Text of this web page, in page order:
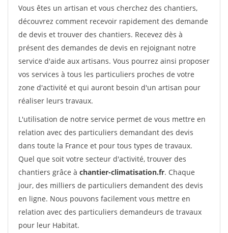
Vous êtes un artisan et vous cherchez des chantiers,
découvrez comment recevoir rapidement des demande
de devis et trouver des chantiers. Recevez dès à
présent des demandes de devis en rejoignant notre
service d'aide aux artisans. Vous pourrez ainsi proposer
vos services à tous les particuliers proches de votre
zone d'activité et qui auront besoin d'un artisan pour
réaliser leurs travaux.
L'utilisation de notre service permet de vous mettre en
relation avec des particuliers demandant des devis
dans toute la France et pour tous types de travaux.
Quel que soit votre secteur d'activité, trouver des
chantiers grâce à chantier-climatisation.fr. Chaque
jour, des milliers de particuliers demandent des devis
en ligne. Nous pouvons facilement vous mettre en
relation avec des particuliers demandeurs de travaux
pour leur Habitat.